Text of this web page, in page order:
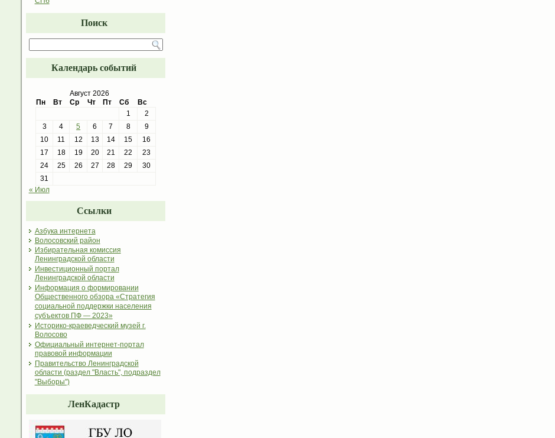
Поиск
Календарь событий
Август 2026
Пн
Вт Ср Чт Пт Сб
Вс
1
2
3
4 5 6 7 8
9
10
11 12 13 14 15
16
17
18 19 20 21 22
23
24
25 26 27 28 29
30
31
« Июл
Ссылки
Азбука интернета
Волосовский район
Избирательная комиссия
Ленинградской области
Инвестиционный портал
Ленинградской области
Информация о формировании
Общественного обзора «Стратегия
социальной поддержки населения
субъектов ПФ — 2023»
Историко-краеведческий музей г.
Волосово
Официальный интернет-портал
правовой информации
Правительство Ленинградской
области (раздел "Власть", подраздел
"Выборы")
ЛенКадастр